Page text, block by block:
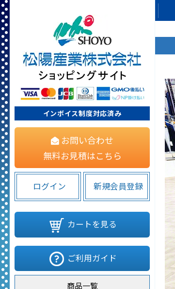
インボイス制度対応済み
お問い合わせ
無料お見積はこちら
ログイン 新規会員登録
カートを見る
ご利用ガイド
商品一覧